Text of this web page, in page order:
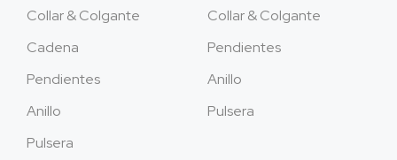
Collar & Colgante
Cadena
Pendientes
Anillo
Pulsera
Collar & Colgante
Pendientes
Anillo
Pulsera